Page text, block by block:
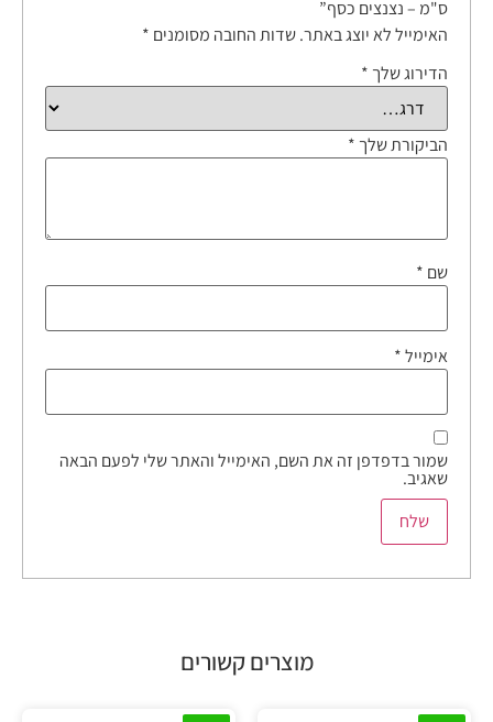
ס"מ – נצנצים כסף”
האימייל לא יוצג באתר.שדות החובה מסומנים *
הדירוג שלך *
הביקורת שלך *
שם *
אימייל*
שמור בדפדפן זה את השם, האימייל והאתר שלי לפעם הבאה
שאגיב.
מוצרים קשורים